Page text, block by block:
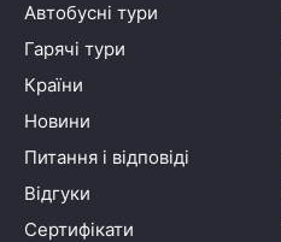
Автобусні тури
Гарячі тури
Країни
Новини
Питання і відповіді
Відгуки
Сертифікати